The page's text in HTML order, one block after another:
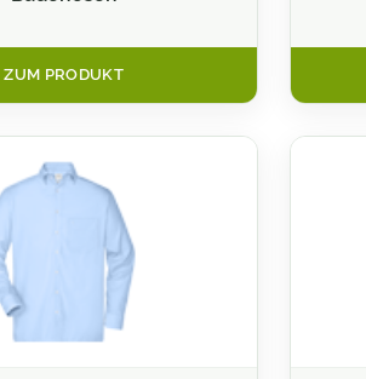
ZUM PRODUKT